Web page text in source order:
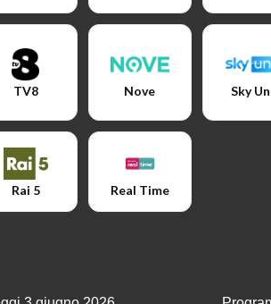
TV8 Nove Sky
Rai 5 Real Time